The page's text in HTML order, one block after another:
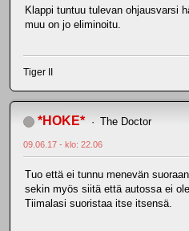
Klappi tuntuu tulevan ohjausvarsi
muu on jo eliminoitu.
Tiger II
*HOKE* The Doctor
09.06.17 - klo: 22.06
Tuo että ei tunnu menevän
sekin myös siitä että autossa ei
Tiimalasi suoristaa itse itsensä.